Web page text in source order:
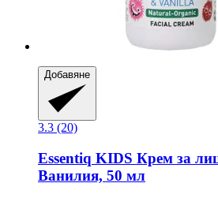
Добавяне
3.3 (20)
Essentiq KIDS Крем за
Ванилия, 50 мл